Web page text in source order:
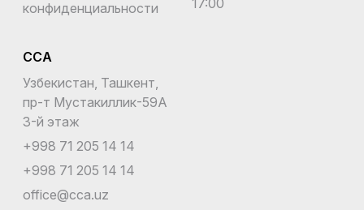
конфиденциальности
17:00
CCA
Узбекистан, Ташкент,
пр-т Мустакиллик-59A
3-й этаж
+998 71 205 14 14
+998 71 205 14 14
office@cca.uz